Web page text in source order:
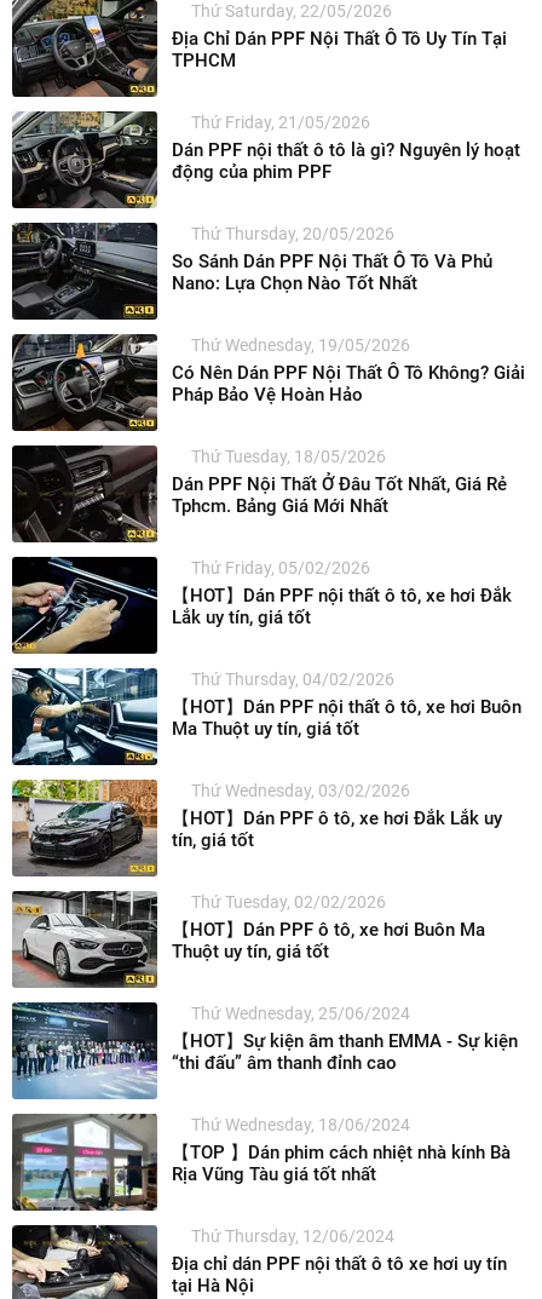
Thứ Saturday, 22/05/2026
Địa Chỉ Dán PPF Nội Thất Ô Tô Uy Tín Tại
TPHCM
Thứ Friday, 21/05/2026
Dán PPF nội thất ô tô là gì? Nguyên lý hoạt
động của phim PPF
Thứ Thursday, 20/05/2026
So Sánh Dán PPF Nội Thất Ô Tô Và Phủ
Nano: Lựa Chọn Nào Tốt Nhất
Thứ Wednesday, 19/05/2026
Có Nên Dán PPF Nội Thất Ô Tô Không? Giải
Pháp Bảo Vệ Hoàn Hảo
Thứ Tuesday, 18/05/2026
Dán PPF Nội Thất Ở Đâu Tốt Nhất, Giá Rẻ
Tphcm. Bảng Giá Mới Nhất
Thứ Friday, 05/02/2026
【HOT】Dán PPF nội thất ô tô, xe hơi Đắk
Lắk uy tín, giá tốt
Thứ Thursday, 04/02/2026
【HOT】Dán PPF nội thất ô tô, xe hơi Buôn
Ma Thuột uy tín, giá tốt
Thứ Wednesday, 03/02/2026
【HOT】Dán PPF ô tô, xe hơi Đắk Lắk uy
tín, giá tốt
Thứ Tuesday, 02/02/2026
【HOT】Dán PPF ô tô, xe hơi Buôn Ma
Thuột uy tín, giá tốt
Thứ Wednesday, 25/06/2024
【HOT】Sự kiện âm thanh EMMA - Sự kiện
“thi đấu” âm thanh đỉnh cao
Thứ Wednesday, 18/06/2024
【TOP 】Dán phim cách nhiệt nhà kính Bà
Rịa Vũng Tàu giá tốt nhất
Thứ Thursday, 12/06/2024
Địa chỉ dán PPF nội thất ô tô xe hơi uy tín
tại Hà Nội